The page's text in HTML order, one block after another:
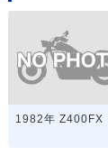
1982年 Z400FX